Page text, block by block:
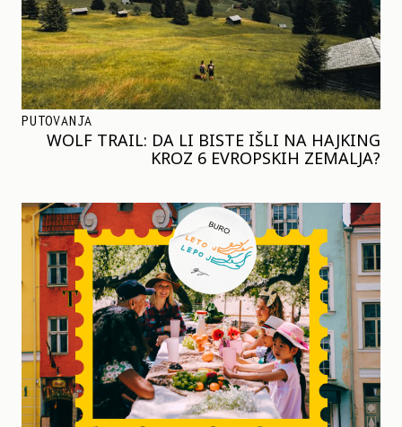
PUTOVANJA
WOLF TRAIL: DA LI BISTE IŠLI NA HAJKING
KROZ 6 EVROPSKIH ZEMALJA?